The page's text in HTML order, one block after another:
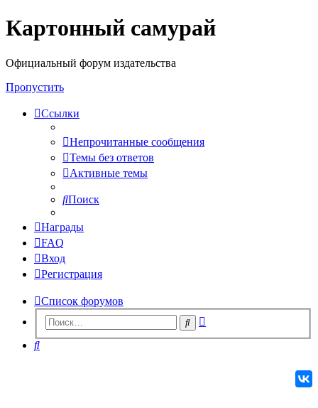
Регистрация
Картонный самурай
Официальный форум издательства
Пропустить
Ссылки
Непрочитанные сообщения
Темы без ответов
Активные темы
Поиск
Награды
FAQ
Вход
Регистрация
Список форумов
Поиск
Поиск